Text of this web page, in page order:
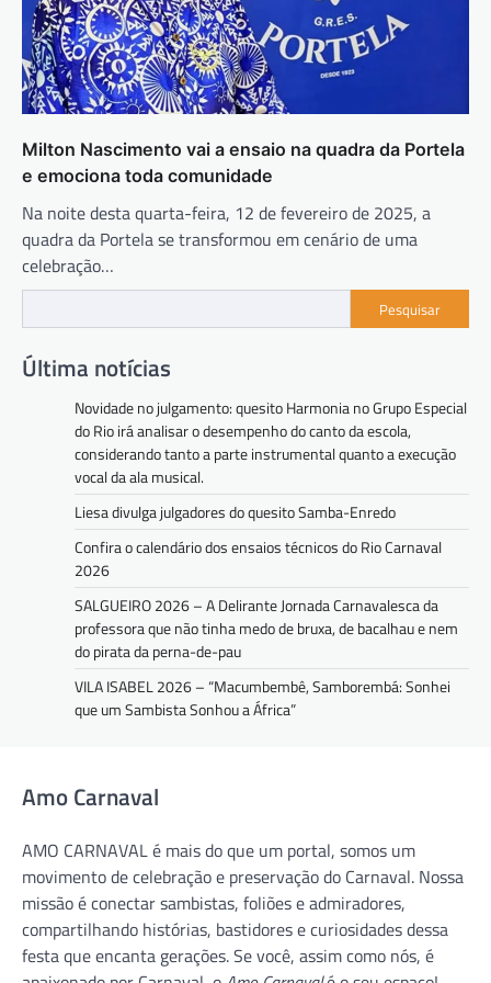
Milton Nascimento vai a ensaio na quadra da Portela
e emociona toda comunidade
Na noite desta quarta-feira, 12 de fevereiro de 2025, a
quadra da Portela se transformou em cenário de uma
celebração…
Pesquisar
Última notícias
Novidade no julgamento: quesito Harmonia no Grupo Especial
do Rio irá analisar o desempenho do canto da escola,
considerando tanto a parte instrumental quanto a execução
vocal da ala musical.
Liesa divulga julgadores do quesito Samba-Enredo
Confira o calendário dos ensaios técnicos do Rio Carnaval
2026
SALGUEIRO 2026 – A Delirante Jornada Carnavalesca da
professora que não tinha medo de bruxa, de bacalhau e nem
do pirata da perna-de-pau
VILA ISABEL 2026 – “Macumbembê, Samborembá: Sonhei
que um Sambista Sonhou a África”
Amo Carnaval
AMO CARNAVAL é mais do que um portal, somos um
movimento de celebração e preservação do Carnaval. Nossa
missão é conectar sambistas, foliões e admiradores,
compartilhando histórias, bastidores e curiosidades dessa
festa que encanta gerações. Se você, assim como nós, é